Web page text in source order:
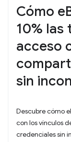
Cómo
10% las
acceso
sin
Descubre cómo
con los vínculos
credenciales sin